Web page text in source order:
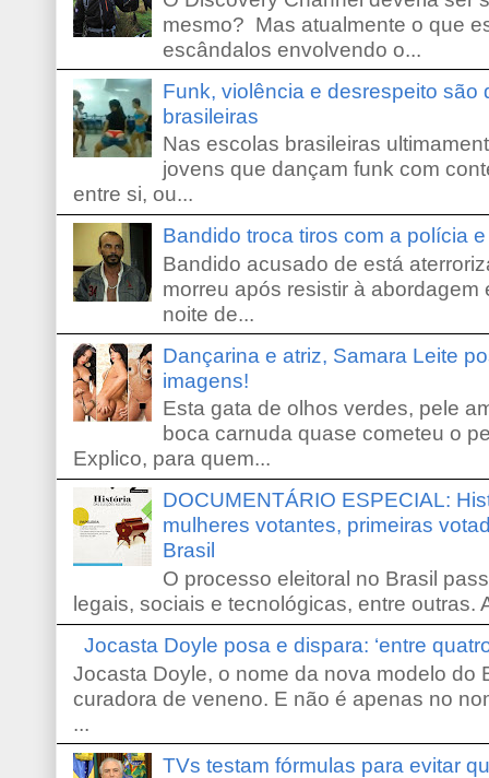
mesmo? Mas atualmente o que
escândalos envolvendo o...
Funk, violência e desrespeito são
brasileiras
Nas escolas brasileiras
jovens que dançam funk com
entre si, ou...
Bandido troca tiros com a polícia
Bandido acusado de está
morreu após resistir à
noite de...
Dançarina e atriz, Samara Leite
imagens!
Esta gata de olhos verdes, pele
boca carnuda quase cometeu o
Explico, para quem...
DOCUMENTÁRIO ESPECIAL:
mulheres votantes, primeiras
Brasil
O processo eleitoral no Brasil
legais, sociais e tecnológicas, entre outras.
Jocasta Doyle posa e dispara: ‘entre
Jocasta Doyle, o nome da nova modelo do
curadora de veneno. E não é apenas no
...
TVs testam fórmulas para evitar